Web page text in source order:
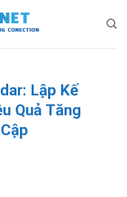
Lập Kế
Quả Tăng